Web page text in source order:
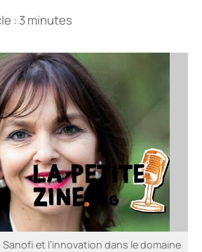
: 3 minutes
et l’innovation dans le domaine